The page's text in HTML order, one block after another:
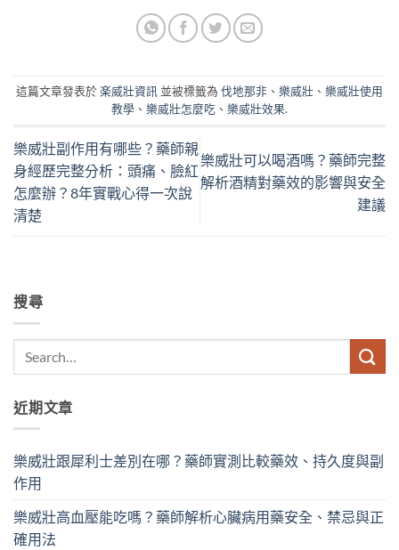
這篇文章發表於楽威壯資訊 並被標籤為 伐地那非 、 樂威壯 、 樂威壯使用
教學 、 樂威壯怎麼吃 、 樂威壯效果.
樂威壯副作用有哪些？藥師親
身經歷完整分析：頭痛、臉紅
怎麼辦？8年實戰心得一次說
清楚
樂威壯可以喝酒嗎？藥師完整
解析酒精對藥效的影響與安全
建議
搜尋
近期文章
樂威壯跟犀利士差別在哪？藥師實測比較藥效、持久度與副
作用
樂威壯高血壓能吃嗎？藥師解析心臟病用藥安全、禁忌與正
確用法